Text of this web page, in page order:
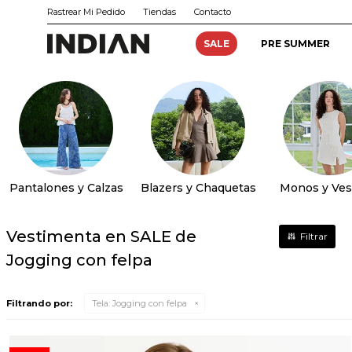
SALE PRE SUMMER
Rastrear Mi Pedido Tiendas Contacto
Pantalones y Calzas Blazers y Chaquetas Monos y
Vestimenta en SALE de
Jogging con felpa
Filtrando por: Tela: Jogging con felpa